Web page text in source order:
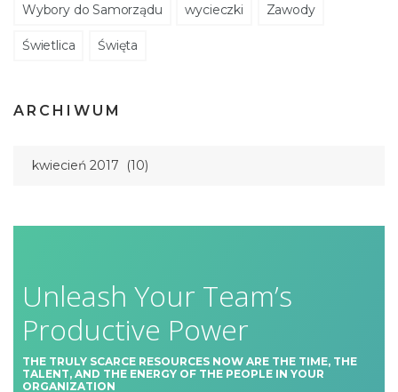
Wybory do Samorządu wycieczki Zawody
Świetlica Święta
ARCHIWUM
Unleash Your Team’s
Productive Power
THE TRULY SCARCE RESOURCES NOW ARE THE TIME, THE
TALENT, AND THE ENERGY OF THE PEOPLE IN YOUR
ORGANIZATION